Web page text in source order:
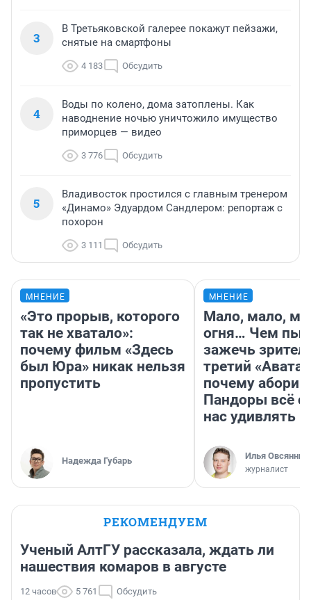
3
В Третьяковской галерее покажут пейзажи,
снятые на смартфоны
4 183 Обсудить
4
Воды по колено, дома затоплены. Как
наводнение ночью уничтожило имущество
приморцев — видео
3 776 Обсудить
5
Владивосток простился с главным тренером
«Динамо» Эдуардом Сандлером: репортаж с
похорон
3 111 Обсудить
МНЕНИЕ
«Это прорыв, которого
так не хватало»:
почему фильм «Здесь
был Юра» никак нельзя
пропустить
Надежда Губарь
МНЕНИЕ
Мало, мало,
огня… Чем
зажечь
третий
почему
Пандоры всё
нас удивлять
Илья
журналист
РЕКОМЕНДУЕМ
Ученый АлтГУ рассказала, ждать ли
нашествия комаров в августе
12 часов 5 761 Обсудить